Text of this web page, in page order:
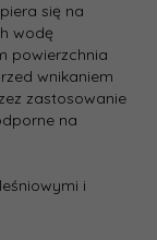
się na
wodę
powierzchnia
wnikaniem
zastosowanie
na
i